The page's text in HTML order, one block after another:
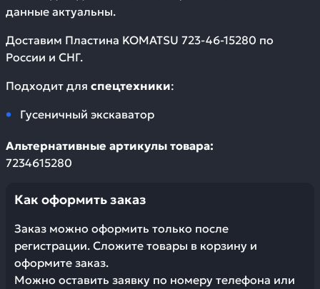
данные актуальны.
Доставим Пластина KOMATSU 723-46-15280 по
России и СНГ.
Подходит для спецтехники:
Гусеничный экскаватор
Альтернативные артикулы товара:
7234615280
Как оформить заказ
Заказ можно оформить только после
регистрации. Сложите товары в корзину и
оформите заказ.
Можно оставить заявку по номеру телефона или